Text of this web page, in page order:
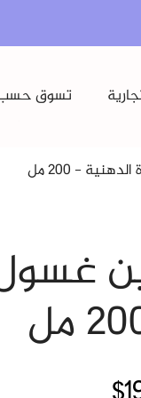
ماكياج
تسوق
الجسم- 200 مل